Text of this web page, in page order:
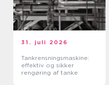
31. juli 2026
Tankrensningsmaskine:
effektiv og sikker
rengøring af tanke